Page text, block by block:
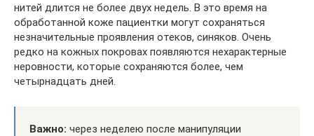
нитей длится не более двух недель. В это время на
обработанной коже пациентки могут сохраняться
незначительные проявления отеков, синяков. Очень
редко на кожных покровах появляются нехарактерные
неровности, которые сохраняются более, чем
четырнадцать дней.
Важно: через неделею после манипуляции